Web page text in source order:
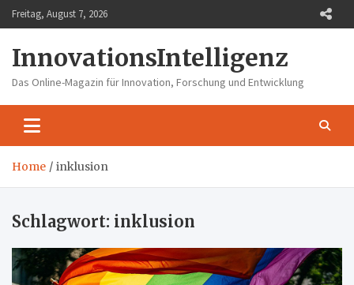
Skip
to
Freitag, August 7, 2026
InnovationsIntelligenz
Das Online-Magazin für Innovation, Forschung und Entwicklung
Home inklusion
Schlagwort: inklusion